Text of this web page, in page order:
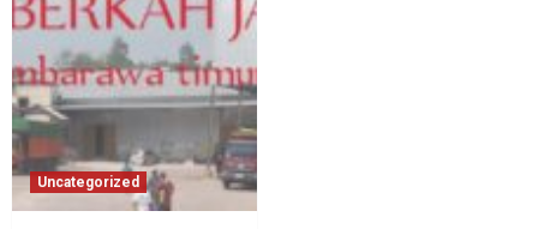
Uncategorized